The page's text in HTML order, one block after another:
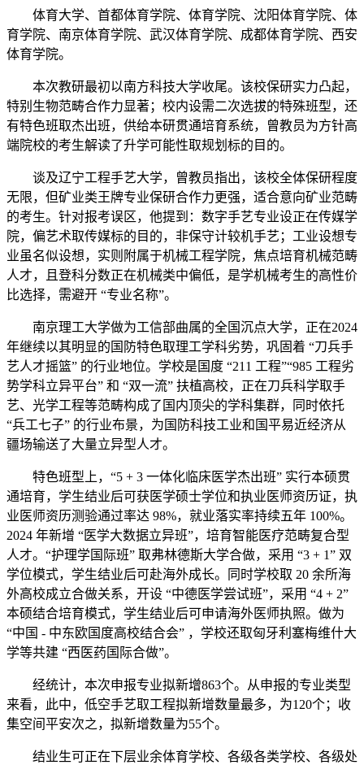
体育大学、首都体育学院、体育学院、沈阳体育学院、体
育学院、南京体育学院、武汉体育学院、成都体育学院、西安
体育学院。
本次教研最初以南方科技大学收尾。该校保研实力凸起，
特别生物范畴合作力显著；校内设需二次选拔的特殊班型，还
有特色班取杰出班，供给本研贯通培育系统，曾教员为方针高
端院校的考生解读了升学可能性取规划标的目的。
谈及辽宁工程手艺大学，曾教员指出，该校全体保研程度
无限，但矿业类王牌专业保研合作力更强，适合意向矿业范畴
的考生。针对报考误区，他提到：数字手艺专业设正在传媒学
院，偏艺术取传媒标的目的，非保守计较机手艺；工业设想专
业虽名似设想，实则附属于机械工程学院，焦点培育机械范畴
人才，且登科分数正在机械类中偏低，是学机械考生的高性价
比选择，需避开 “专业名称”。
南京理工大学做为工信部曲属的全国沉点大学，正在2024
年继续以其明显的国防特色取理工学科劣势，巩固着 “刀兵手
艺人才摇篮” 的行业地位。学校是国度 “211 工程”“985 工程劣
势学科立异平台” 和 “双一流” 扶植高校，正在刀兵科学取手
艺、光学工程等范畴构成了国内顶尖的学科集群，同时依托
“兵工七子” 的行业布景，为国防科技工业和国平易近经济从
疆场输送了大量立异型人才。
特色班型上，“5 + 3 一体化临床医学杰出班” 实行本硕贯
通培育，学生结业后可获医学硕士学位和执业医师资历证，执
业医师资历测验通过率达 98%，就业落实率持续五年 100%。
2024 年新增 “医学大数据立异班”，培育智能医疗范畴复合型
人才。“护理学国际班” 取弗林德斯大学合做，采用 “3 + 1” 双
学位模式，学生结业后可赴海外成长。同时学校取 20 余所海
外高校成立合做关系，开设 “中德医学尝试班”，采用 “4 + 2”
本硕结合培育模式，学生结业后可申请海外医师执照。做为
“中国 - 中东欧国度高校结合会” ，学校还取匈牙利塞梅维什大
学等共建 “西医药国际合做”。
经统计，本次申报专业拟新增863个。从申报的专业类型
来看，此中，低空手艺取工程拟新增数量最多，为120个；收
集空间平安次之，拟新增数量为55个。
结业生可正在下层业余体育学校、各级各类学校、各级处